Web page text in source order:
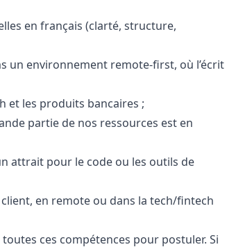
en français (clarté, structure,
un environnement remote-first, où l’écrit
et les produits bancaires ;
partie de nos ressources est en
attrait pour le code ou les outils de
en remote ou dans la tech/fintech
ces compétences pour postuler. Si